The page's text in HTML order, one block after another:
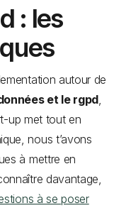
: les
autour de
et le rgpd,
up met tout en
nous t’avons
à mettre en
davantage,
à se poser